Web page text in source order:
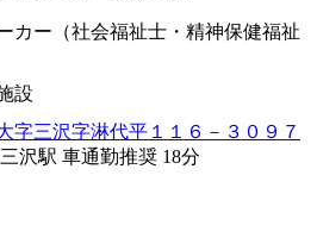
カー（社会福祉士・精神保健福祉
設
字三沢字淋代平１１６－３０９７
沢駅 車通勤推奨 18分